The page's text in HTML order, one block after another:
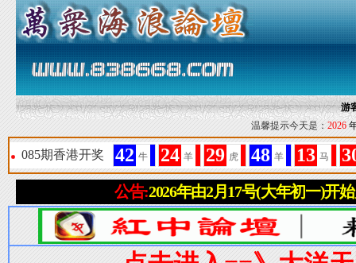
游
温馨提示今天是： 2026